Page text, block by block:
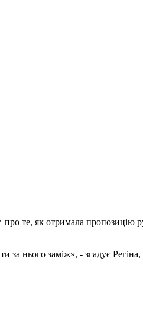
те, як отримала пропозицію
нього заміж», - згадує Регіна,